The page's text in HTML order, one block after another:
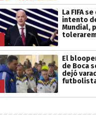
La FIFA
intento
Mundial,
El
de Boca
dejó